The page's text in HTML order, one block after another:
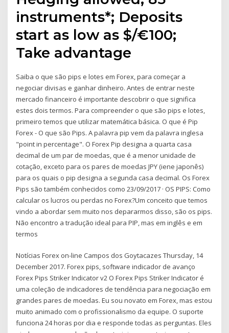
instruments*; Deposits
start as low as $/€100;
Take advantage
Saiba o que são pips e lotes em Forex, para começar a
negociar divisas e ganhar dinheiro. Antes de entrar neste
mercado financeiro é importante descobrir o que significa
estes dois termos. Para compreender o que são pips e lotes,
primeiro temos que utilizar matemática básica. O que é Pip
Forex - O que são Pips. A palavra pip vem da palavra inglesa
"point in percentage". O Forex Pip designa a quarta casa
decimal de um par de moedas, que é a menor unidade de
cotação, exceto para os pares de moedas JPY (iene japonês)
para os quais o pip designa a segunda casa decimal. Os Forex
Pips são também conhecidos como 23/09/2017 · OS PIPS: Como
calcular os lucros ou perdas no Forex?Um conceito que temos
vindo a abordar sem muito nos depararmos disso, são os pips.
Não encontro a tradução ideal para PIP, mas em inglês e em
termos
Notícias Forex on-line Campos dos Goytacazes Thursday, 14
December 2017. Forex pips, software indicador de avanço
Forex Pips Striker Indicator v2 O Forex Pips Striker Indicator é
uma coleção de indicadores de tendência para negociação em
grandes pares de moedas. Eu sou novato em Forex, mas estou
muito animado com o profissionalismo da equipe. O suporte
funciona 24 horas por dia e responde todas as perguntas. Eles